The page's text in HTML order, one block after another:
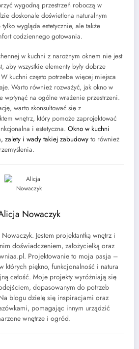
wygodną przestrzeń roboczą w
doskonale doświetlona naturalnym
tylko wygląda estetycznie, ale także
codziennego gotowania.
w kuchni z narożnym oknem nie jest
aby wszystkie elementy były dobrze
kuchni często potrzeba więcej miejsca
Warto również rozważyć, jak okno w
wpłynąć na ogólne wrażenie przestrzeni.
warto skonsultować się z
wnętrz, który pomoże zaprojektować
i estetyczna. Okno w kuchni
zalety i wady takiej zabudowy to również
Nowaczyk
Jestem projektantką wnętrz i
doświadczeniem, założycielką oraz
Projektowanie to moja pasja –
których piękno, funkcjonalność i natura
całość. Moje projekty wyróżniają się
dopasowanym do potrzeb
blogu dzielę się inspiracjami oraz
pomagając innym urządzić
wnętrze i ogród.